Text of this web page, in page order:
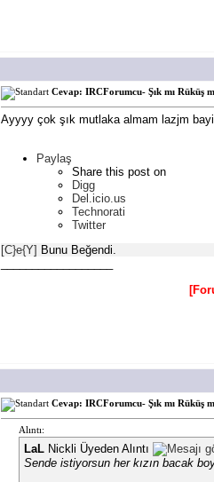
Cevap: IRCForumcu- Şık mı Rüküş
Ayyyy çok şık mutlaka almam lazjm
Paylaş
Share this post on
Digg
Del.icio.us
Technorati
Twitter
[C}e{Y] Bunu Beğendi.
Cevap: IRCForumcu- Şık mı Rüküş
Alıntı:
LaLNickli Üyeden Alıntı
Sende istiyorsun her kızın bacak